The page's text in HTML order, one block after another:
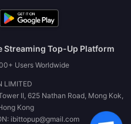
Streaming Top-Up Platform
Users Worldwide
LIMITED
II, 625 Nathan Road, Mong Kok,
Kong
ibittopup@gmail.com